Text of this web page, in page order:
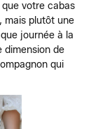
votre cabas
mais plutôt une
journée à la
dimension de
qui